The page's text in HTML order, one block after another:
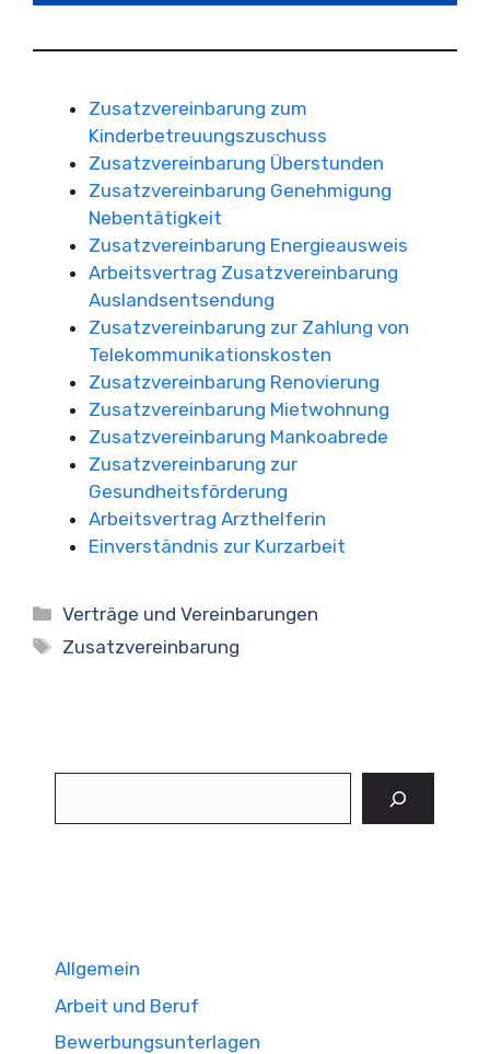
Zusatzvereinbarung zum
Kinderbetreuungszuschuss
Zusatzvereinbarung Überstunden
Zusatzvereinbarung Genehmigung
Nebentätigkeit
Zusatzvereinbarung Energieausweis
Arbeitsvertrag Zusatzvereinbarung
Auslandsentsendung
Zusatzvereinbarung zur Zahlung von
Telekommunikationskosten
Zusatzvereinbarung Renovierung
Zusatzvereinbarung Mietwohnung
Zusatzvereinbarung Mankoabrede
Zusatzvereinbarung zur
Gesundheitsförderung
Arbeitsvertrag Arzthelferin
Einverständnis zur Kurzarbeit
Kategorien
Verträge und Vereinbarungen
Schlagwörter
Zusatzvereinbarung
Allgemein
Arbeit und Beruf
Bewerbungsunterlagen